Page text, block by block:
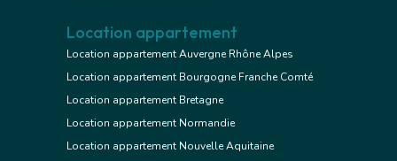
Location appartement
Location appartement Auvergne Rhône Alpes
Location appartement Bourgogne Franche Comté
Location appartement Bretagne
Location appartement Normandie
Location appartement Nouvelle Aquitaine